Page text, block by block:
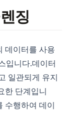
징
데이터를 사용
입니다.데이터
일관되게 유지
한 단계입니
수행하여 데이